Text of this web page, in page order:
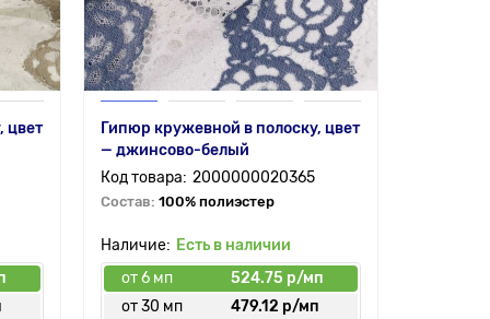
цвет
Гипюр кружевной в полоску, цвет
— джинсово-белый
2000000020365
Состав: 100% полиэстер
Есть в наличии
от 6 мп
524.75 р/мп
от 30 мп
479.12 р/мп